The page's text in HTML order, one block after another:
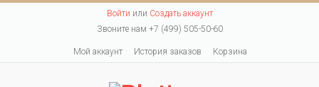
Войти или Создать аккаунт
Звоните нам +7 (499) 505-50-60
Мой аккаунт История заказов Корзина